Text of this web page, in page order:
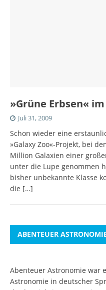
»Grüne Erbsen«
Juli 31, 2009
Schon wieder eine
»Galaxy Zoo«-Projekt, bei
Million Galaxien einer
unter die Lupe genommen
bisher unbekannte Klasse
die […]
ABENTEUER
Abenteuer Astronomie war
Astronomie in deutscher